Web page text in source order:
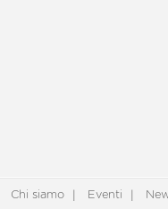
Chi siamo Eventi